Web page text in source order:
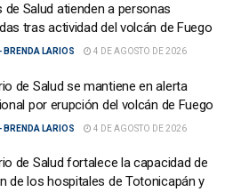
de Salud atienden a personas
tras actividad del volcán de Fuego
BRENDA LARIOS 4 DE AGOSTO DE 2026
de Salud se mantiene en alerta
por erupción del volcán de Fuego
BRENDA LARIOS 4 DE AGOSTO DE 2026
de Salud fortalece la capacidad de
de los hospitales de Totonicapán y